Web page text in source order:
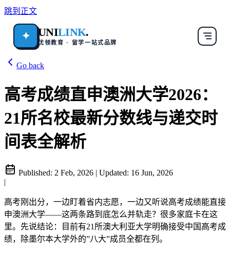
跳到正文
✦ UNILINK.
优领教育 · 留学一站式品牌
Go back
高考成绩直申澳洲大学2026：
21所名校最新分数线与递交时
间表全解析
Published: 2 Feb, 2026 | Updated: 16 Jun, 2026
|
高考刚出分，一边盯着省内志愿，一边又听说高考成绩能直接
申澳洲大学——这两条路到底怎么并轨走？很多家庭卡在这
里。先说结论：目前有21所澳大利亚大学明确接受中国高考成
绩，除墨尔本大学外的”八大”成员全都在列。